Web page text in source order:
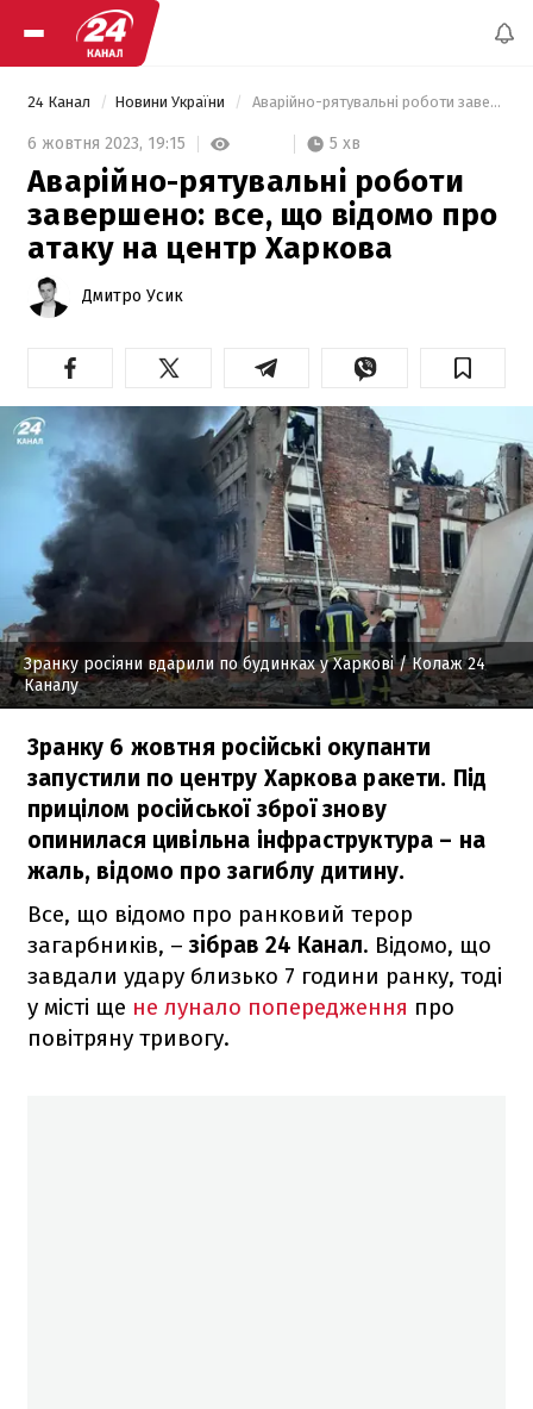
24 Канал Новини України Аварійно-рятувальні роботи завершено: все, що відомо про атаку на центр Харкова
6 жовтня 2023, 19:15 5 хв
Аварійно-рятувальні роботи
завершено: все, що відомо про
атаку на центр Харкова
Дмитро Усик
Зранку росіяни вдарили по будинках у Харкові/ Колаж 24
Каналу
Зранку 6 жовтня російські окупанти
запустили по центру Харкова ракети. Під
прицілом російської зброї знову
опинилася цивільна інфраструктура – на
жаль, відомо про загиблу дитину.
Все, що відомо про ранковий терор
загарбників, –зібрав 24 Канал. Відомо, що
завдали удару близько 7 години ранку, тоді
у місті ще не лунало попередження про
повітряну тривогу.